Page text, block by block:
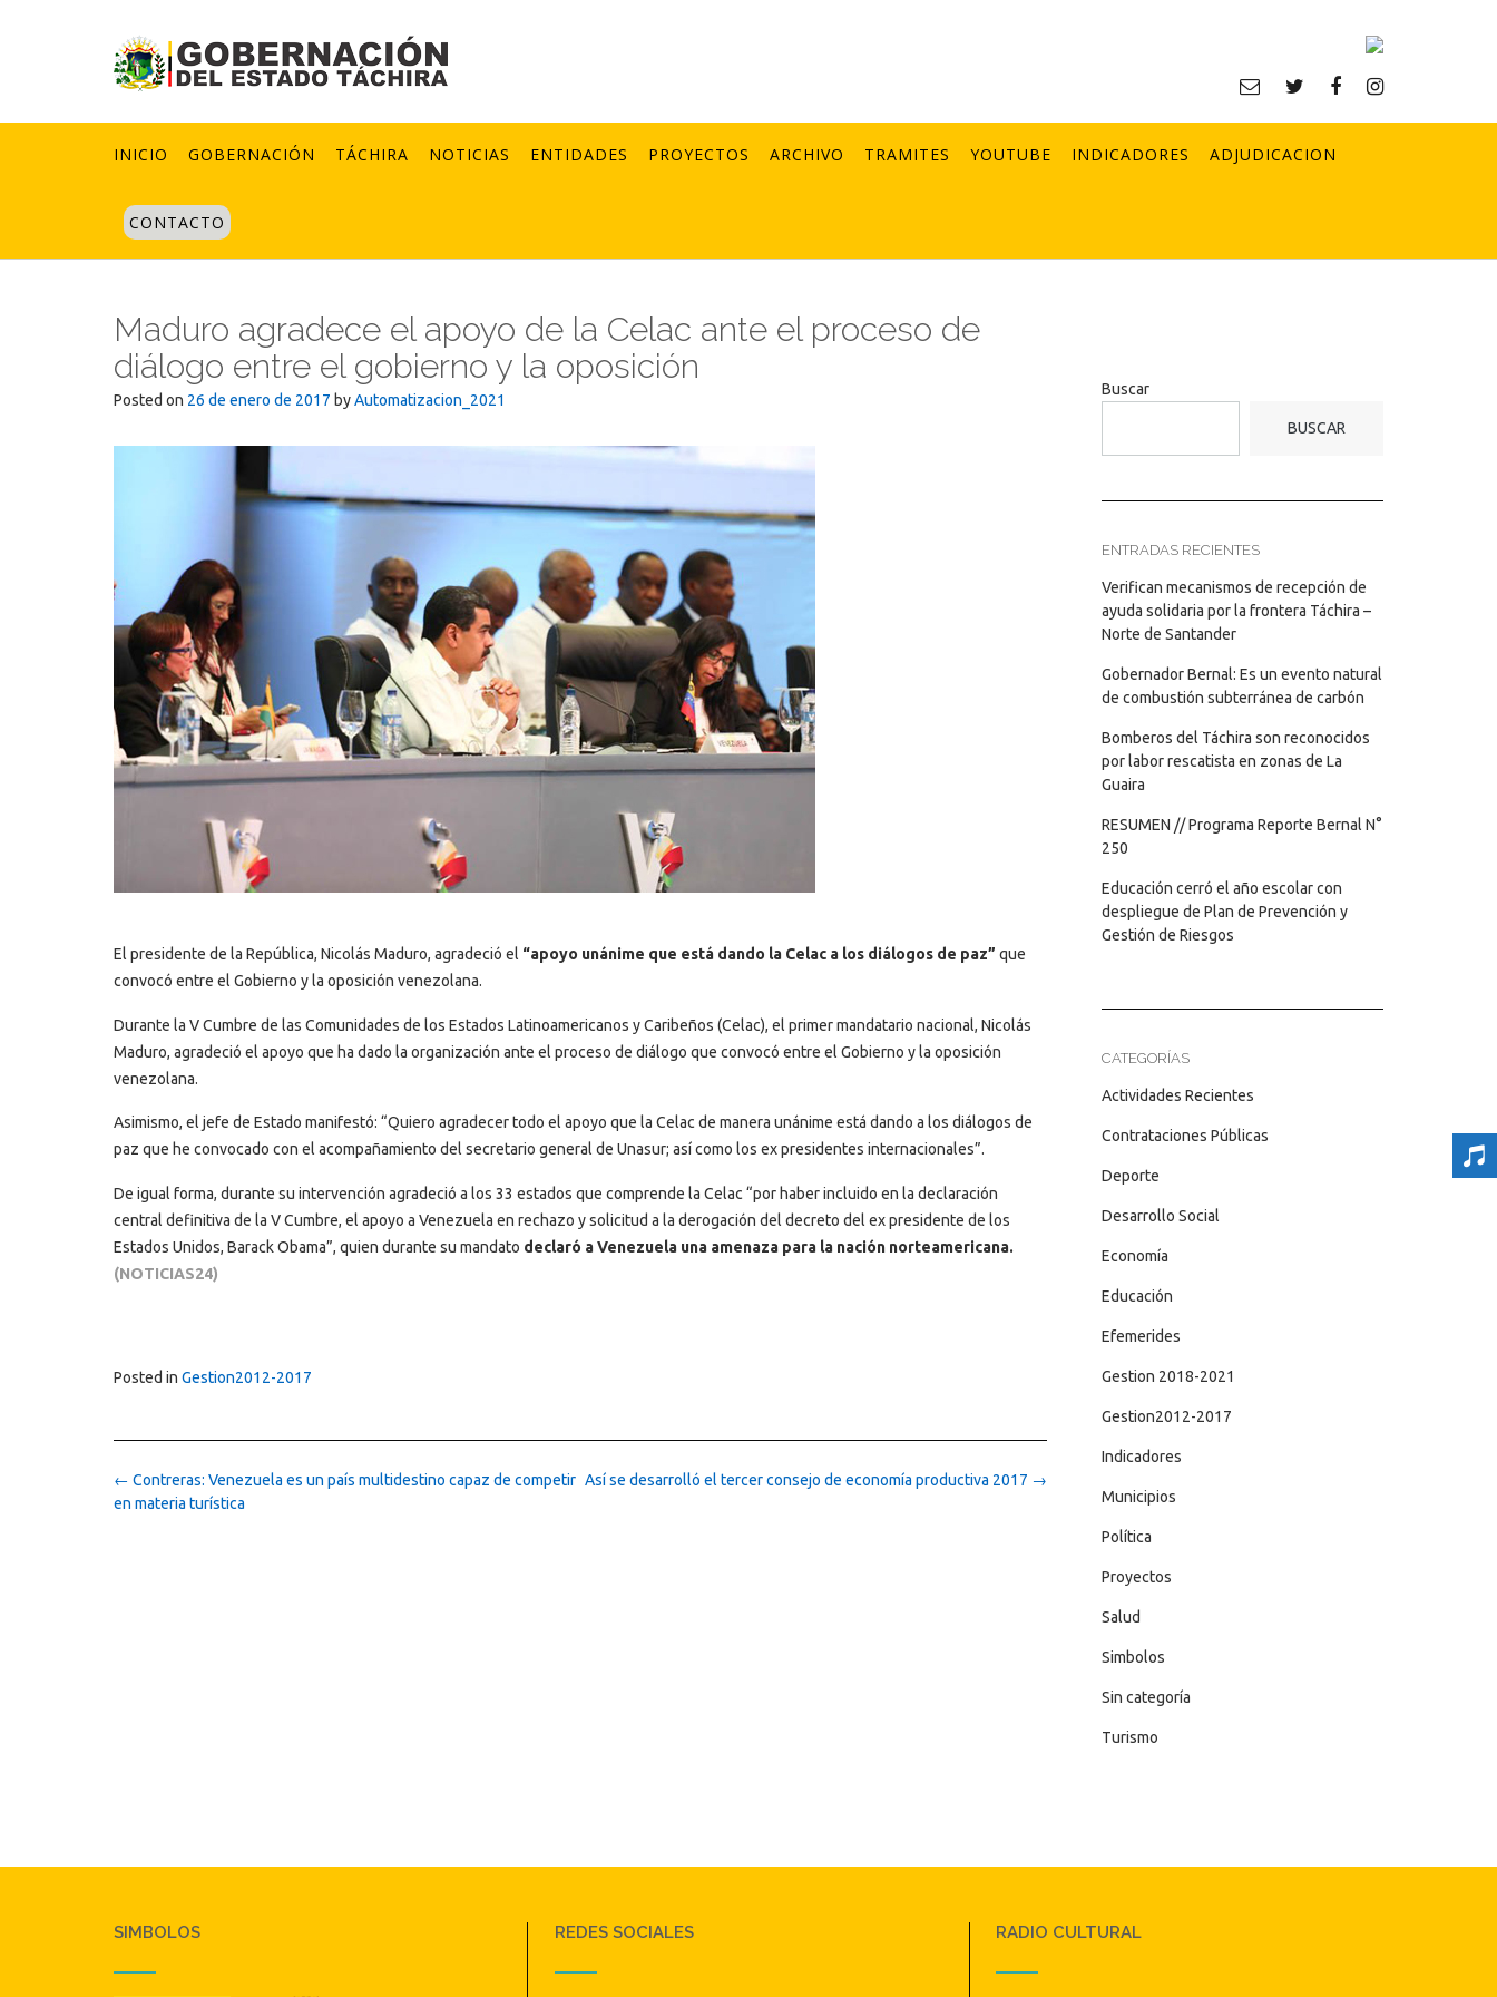
INICIO GOBERNACIÓN TÁCHIRA NOTICIAS ENTIDADES PROYECTOS ARCHIVO TRAMITES YOUTUBE INDICADORES ADJUDICACION
CONTACTO
Maduro agradece el apoyo de la Celac ante el proceso de
diálogo entre el gobierno y la oposición
Posted on 26 de enero de 2017 byAutomatizacion_2021
El presidente de la República, Nicolás Maduro, agradeció el “apoyo unánime que está dando la Celac a los diálogos de paz” que
convocó entre el Gobierno y la oposición venezolana.
Durante la V Cumbre de las Comunidades de los Estados Latinoamericanos y Caribeños (Celac), el primer mandatario nacional, Nicolás
Maduro, agradeció el apoyo que ha dado la organización ante el proceso de diálogo que convocó entre el Gobierno y la oposición
venezolana.
Asimismo, el jefe de Estado manifestó: “Quiero agradecer todo el apoyo que la Celac de manera unánime está dando a los diálogos de
paz que he convocado con el acompañamiento del secretario general de Unasur; así como los ex presidentes internacionales”.
De igual forma, durante su intervención agradeció a los 33 estados que comprende la Celac “por haber incluido en la declaración
central definitiva de la V Cumbre, el apoyo a Venezuela en rechazo y solicitud a la derogación del decreto del ex presidente de los
Estados Unidos, Barack Obama”, quien durante su mandato declaró a Venezuela una amenaza para la nación norteamericana.
(NOTICIAS24)
Posted in Gestion2012-2017
Post
navigation
Así se desarrolló el tercer consejo de economía productiva 2017 →
← Contreras: Venezuela es un país multidestino capaz de competir
en materia turística
Buscar
BUSCAR
ENTRADAS RECIENTES
Verifican mecanismos de recepción de
ayuda solidaria por la frontera Táchira –
Norte de Santander
Gobernador Bernal: Es un evento natural
de combustión subterránea de carbón
Bomberos del Táchira son reconocidos
por labor rescatista en zonas de La
Guaira
RESUMEN // Programa Reporte Bernal N°
250
Educación cerró el año escolar con
despliegue de Plan de Prevención y
Gestión de Riesgos
CATEGORÍAS
Actividades Recientes
Contrataciones Públicas
Deporte
Desarrollo Social
Economía
Educación
Efemerides
Gestion 2018-2021
Gestion2012-2017
Indicadores
Municipios
Política
Proyectos
Salud
Simbolos
Sin categoría
Turismo
SIMBOLOS REDES SOCIALES RADIO CULTURAL